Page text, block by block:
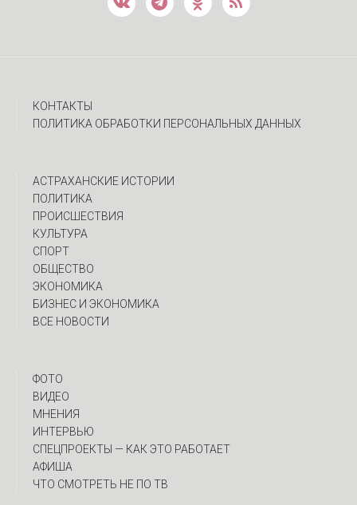
КОНТАКТЫ
ПОЛИТИКА ОБРАБОТКИ ПЕРСОНАЛЬНЫХ ДАННЫХ
АСТРАХАНСКИЕ ИСТОРИИ
ПОЛИТИКА
ПРОИСШЕСТВИЯ
КУЛЬТУРА
СПОРТ
ОБЩЕСТВО
ЭКОНОМИКА
БИЗНЕС И ЭКОНОМИКА
ВСЕ НОВОСТИ
ФОТО
ВИДЕО
МНЕНИЯ
ИНТЕРВЬЮ
CПЕЦПРОЕКТЫ — КАК ЭТО РАБОТАЕТ
АФИША
ЧТО СМОТРЕТЬ НЕ ПО ТВ